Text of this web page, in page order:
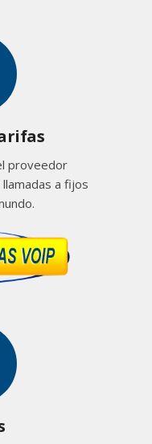
proveedor
a fijos